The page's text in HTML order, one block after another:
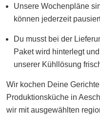
Unsere Wochenpläne
können jederzeit
Du musst bei der
Paket wird hinterlegt
unserer Kühllösung
Wir kochen Deine
Produktionsküche in
wir mit ausgewählten